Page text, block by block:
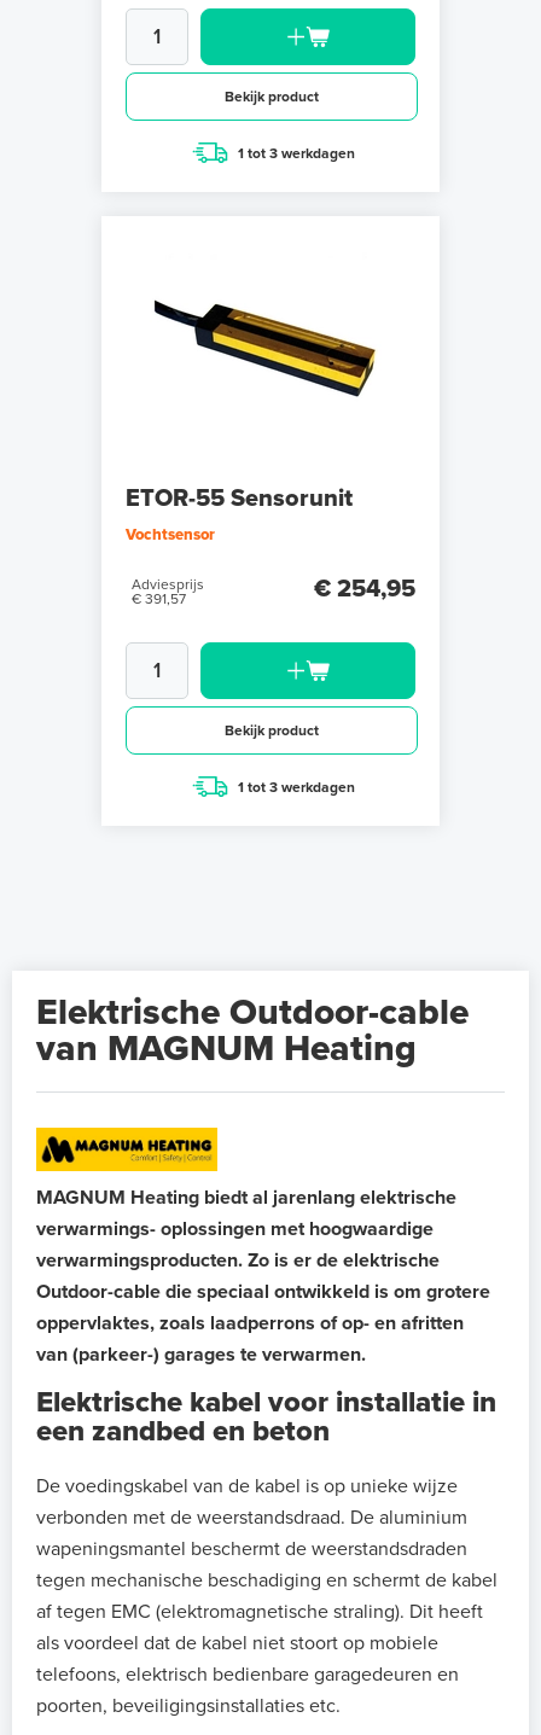
Bekijk product
1 tot 3 werkdagen
ETOR-55 Sensorunit
Vochtsensor
Adviesprijs
€ 391,57
€ 254,95
Bekijk product
1 tot 3 werkdagen
Elektrische Outdoor-cable
van MAGNUM Heating
MAGNUM Heating biedt al jarenlang elektrische
verwarmings- oplossingen met hoogwaardige
verwarmingsproducten. Zo is er de elektrische
Outdoor-cable die speciaal ontwikkeld is om grotere
oppervlaktes, zoals laadperrons of op- en afritten
van (parkeer-) garages te verwarmen.
Elektrische kabel voor installatie in
een zandbed en beton
De voedingskabel van de kabel is op unieke wijze
verbonden met de weerstandsdraad. De aluminium
wapeningsmantel beschermt de weerstandsdraden
tegen mechanische beschadiging en schermt de kabel
af tegen EMC (elektromagnetische straling). Dit heeft
als voordeel dat de kabel niet stoort op mobiele
telefoons, elektrisch bedienbare garagedeuren en
poorten, beveiligingsinstallaties etc.